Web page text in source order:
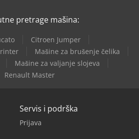
pretrage mašina:
Citroen Jumper
Mašine za brušenje čelika
Mašine za valjanje slojeva
Renault Master
Servis i podrška
Prijava